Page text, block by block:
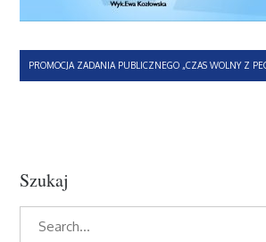
Nawigacja
PROMOCJA ZADANIA PUBLICZNEGO „CZAS WOLNY Z
Szukaj